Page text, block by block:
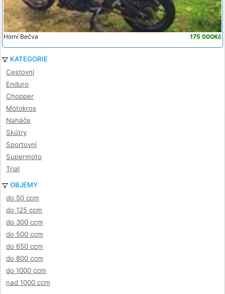
175 000Kč
Horní Bečva
KATEGORIE
Cestovní
Enduro
Chopper
Motokros
Naháče
Skútry
Sportovní
Supermoto
Trial
OBJEMY
do 50 ccm
do 125 ccm
do 300 ccm
do 500 ccm
do 650 ccm
do 800 ccm
do 1000 ccm
nad 1000 ccm